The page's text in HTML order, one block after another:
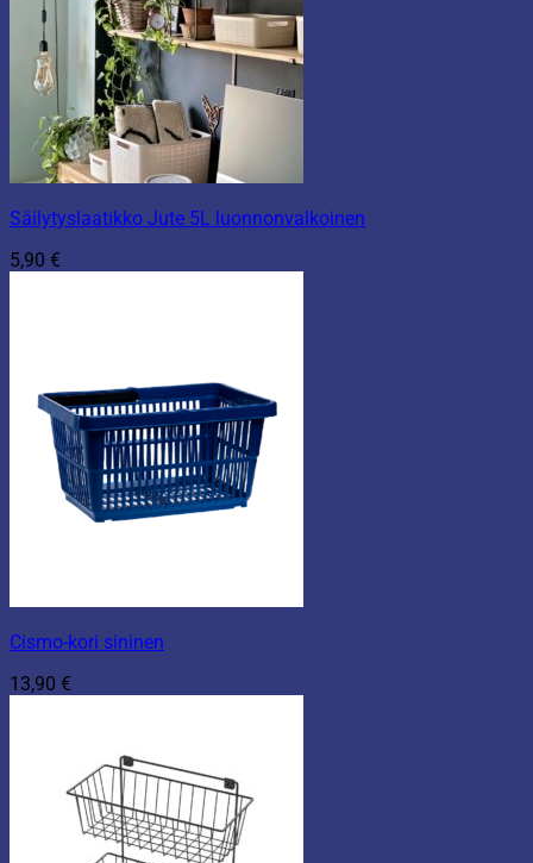
Säilytyslaatikko Jute 5L luonnonvalkoinen
5,90 €
Cismo-kori sininen
13,90 €